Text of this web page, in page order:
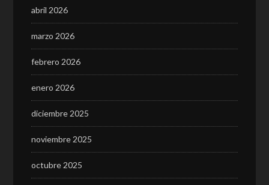
abril 2026
marzo 2026
febrero 2026
enero 2026
diciembre 2025
noviembre 2025
octubre 2025